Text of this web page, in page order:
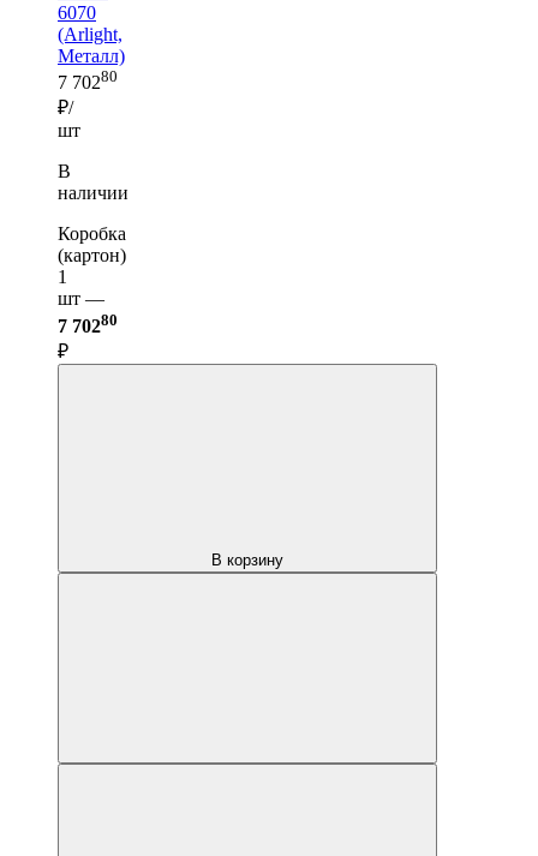
6070
(Arlight,
Металл)
7 70280
₽/
шт
В
наличии
Коробка
(картон)
1
шт —
7 70280
₽
В корзину